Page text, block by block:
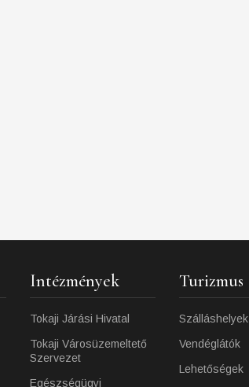
Intézmények
Tokaji Járási Hivatal
Tokaji Városüzemeltető
Szervezet
Egészségügyi
Turizmus
Szálláshelyek
Vendéglátók
Lehetőségek